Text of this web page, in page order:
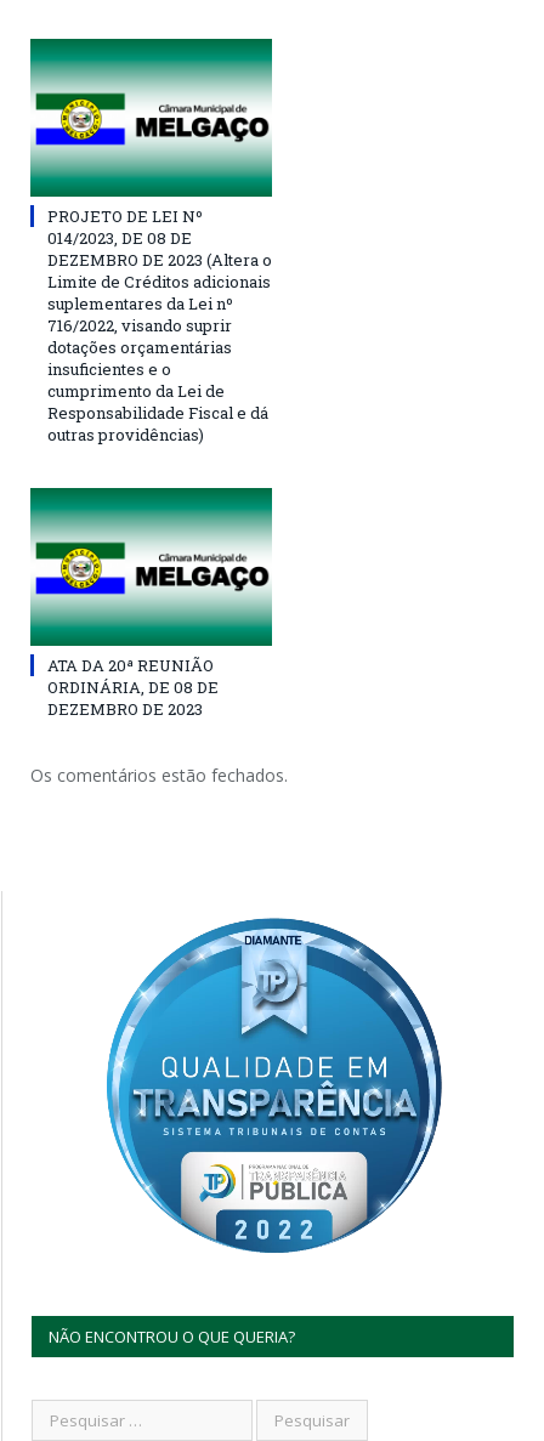
PROJETO DE LEI Nº
014/2023, DE 08 DE
DEZEMBRO DE 2023 (Altera o
Limite de Créditos adicionais
suplementares da Lei nº
716/2022, visando suprir
dotações orçamentárias
insuficientes e o
cumprimento da Lei de
Responsabilidade Fiscal e dá
outras providências)
ATA DA 20ª REUNIÃO
ORDINÁRIA, DE 08 DE
DEZEMBRO DE 2023
Os comentários estão fechados.
NÃO ENCONTROU O QUE QUERIA?